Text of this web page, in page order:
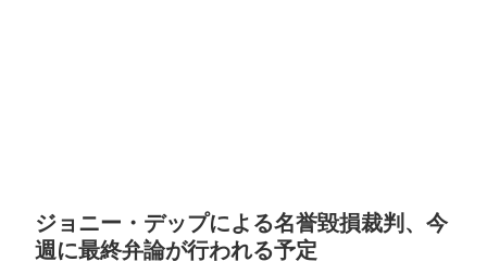
ジョニー・デップによる名誉毀損裁判、今
週に最終弁論が行われる予定